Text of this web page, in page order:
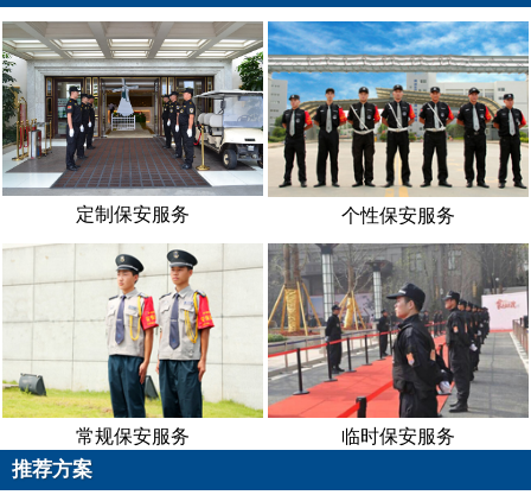
定制保安服务 个性保安服务
常规保安服务 临时保安服务
推荐方案